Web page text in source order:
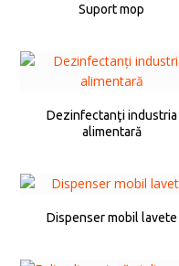
Suport mop
Dezinfectanţi industria
alimentară
Dispenser mobil lavete